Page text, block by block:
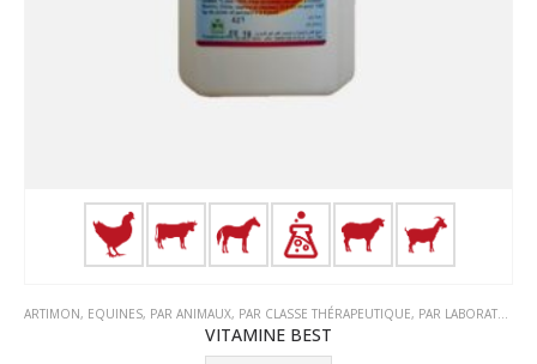
ARTIMON, EQUINES, PAR ANIMAUX, PAR CLASSE THÉRAPEUTIQUE, PAR LABORATOIRE
VITAMINE BEST